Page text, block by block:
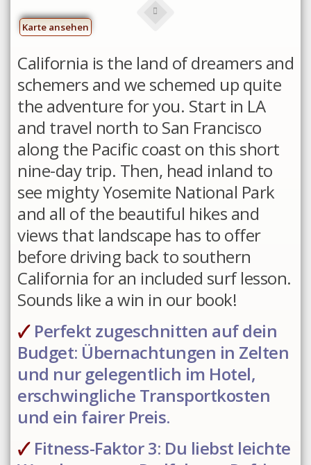
Karte ansehen
California is the land of dreamers and
schemers and we schemed up quite
the adventure for you. Start in LA
and travel north to San Francisco
along the Pacific coast on this short
nine-day trip. Then, head inland to
see mighty Yosemite National Park
and all of the beautiful hikes and
views that landscape has to offer
before driving back to southern
California for an included surf lesson.
Sounds like a win in our book!
🗸Perfekt zugeschnitten auf dein
Budget: Übernachtungen in Zelten
und nur gelegentlich im Hotel,
erschwingliche Transportkosten
und ein fairer Preis.
🗸 Fitness-Faktor 3: Du liebst leichte